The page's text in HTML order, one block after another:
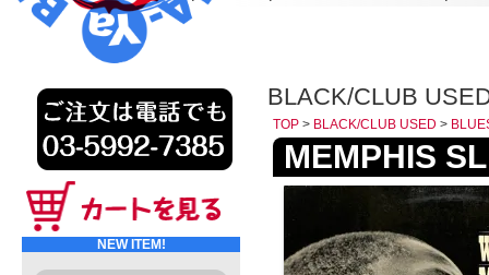
NEW ITEM!
BLACK/CLUB
TOP > BLACK/CLUB USED >
MEMPHIS